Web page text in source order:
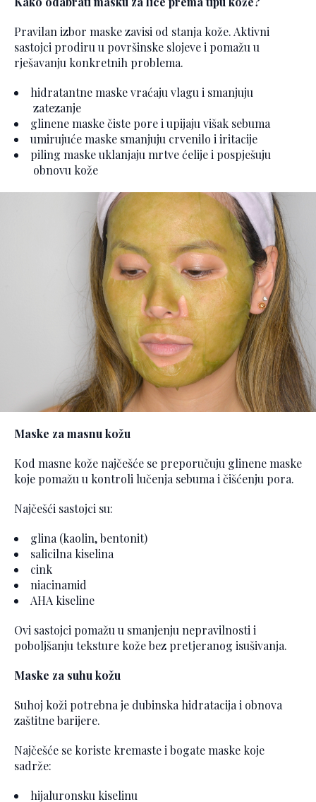
Pravilan izbor maske zavisi od stanja kože. Aktivni
sastojci prodiru u površinske slojeve i pomažu u
rješavanju konkretnih problema.
hidratantne maske vraćaju vlagu i smanjuju
zatezanje
glinene maske čiste pore i upijaju višak sebuma
umirujuće maske smanjuju crvenilo i iritacije
piling maske uklanjaju mrtve ćelije i pospješuju
obnovu kože
Maske za masnu kožu
Kod masne kože najčešće se preporučuju glinene maske
koje pomažu u kontroli lučenja sebuma i čišćenju pora.
Najčešći sastojci su:
glina (kaolin, bentonit)
salicilna kiselina
cink
niacinamid
AHA kiseline
Ovi sastojci pomažu u smanjenju nepravilnosti i
poboljšanju teksture kože bez pretjeranog isušivanja.
Maske za suhu kožu
Suhoj koži potrebna je dubinska hidratacija i obnova
zaštitne barijere.
Najčešće se koriste kremaste i bogate maske koje
sadrže:
hijaluronsku kiselinu